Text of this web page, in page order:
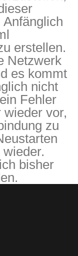
erstellen.
Netzwerk
es kommt
nicht
Fehler
vor,
zu
bisher